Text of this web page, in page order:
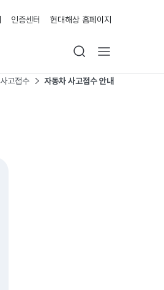
인증센터 현대해상 홈페이지
사고접수 자동차 사고접수 안내